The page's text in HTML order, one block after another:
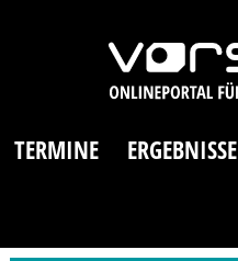
TERMINE ERGEBNISSE